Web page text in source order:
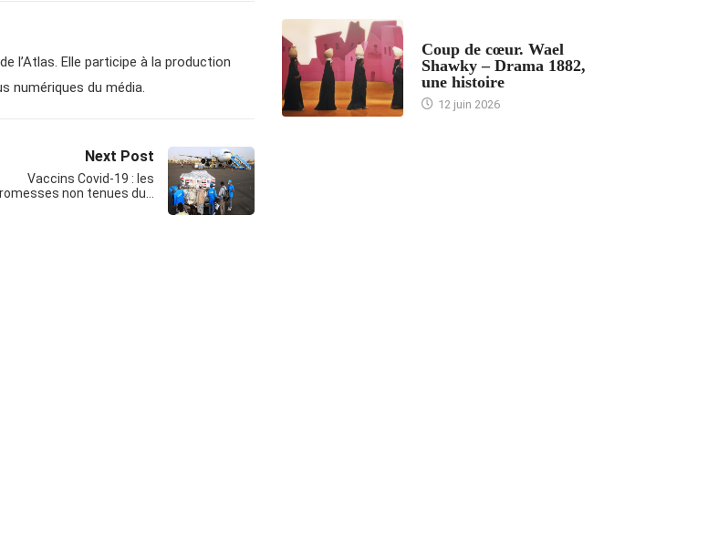
l’Atlas. Elle participe à la production
numériques du média.
Next Post
Vaccins Covid-19 : les
non tenues du…
Coup de cœur. Wael
Shawky – Drama 1882,
une histoire
12 juin 2026